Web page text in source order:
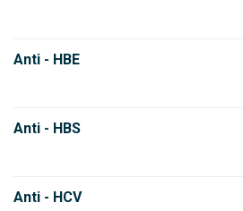
Anti - HBE
Anti - HBS
Anti - HCV